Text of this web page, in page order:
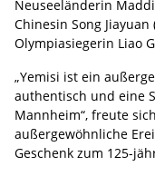
Neuseeländerin
Chinesin Song
Olympiasiegerin Liao
„Yemisi ist ein
authentisch und eine
Mannheim“, freute
außergewöhnliche
Geschenk zum 125-